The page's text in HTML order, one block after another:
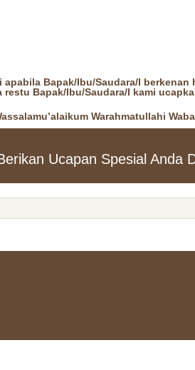
Bapak/Ibu/Saudara/I
restu Bapak/Ibu/Saudara/I kami
Warahmatullahi
Ucapan Spesial Anda